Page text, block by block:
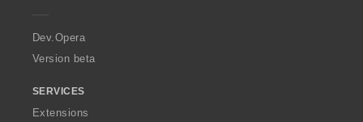
a
Dev.Opera
Version beta
SERVICES
Extensions